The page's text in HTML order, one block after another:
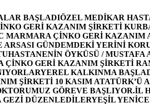
BAŞLADIÖZEL MEDİKAR
GERİ KAZANIM ŞİRKETİ
MARMARA ÇİNKO GERİ KAZANIM
ARSASI GÜNDEMDEKİ YERİNİ
HASTANENİN ÖYKÜSÜ /
ÇİNKO GERİ KAZANIM ŞİRKETİ
YEREL KALKINMA
ŞİRKETİ 10 KASIM ATATÜRK’Ü
GÖREVE BAŞLIYOR.İL
DÜZENLEDİLERYEŞİL YENİCE